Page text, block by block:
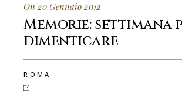
On 20 Gennaio 2012
Memorie: settimana
dimenticare
ROMA